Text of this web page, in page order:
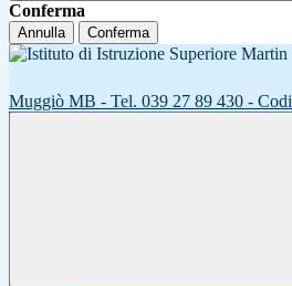
Conferma
Annulla Conferma
Muggiò MB - Tel. 039 27 89 430 -